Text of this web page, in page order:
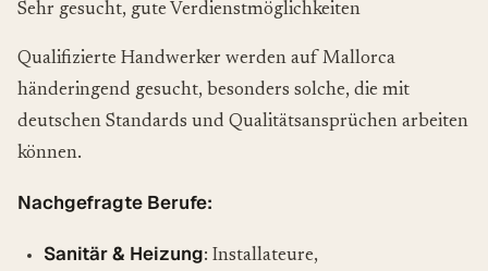
Sehr gesucht, gute Verdienstmöglichkeiten
Qualifizierte Handwerker werden auf Mallorca
händeringend gesucht, besonders solche, die mit
deutschen Standards und Qualitätsansprüchen arbeiten
können.
Nachgefragte Berufe:
Sanitär & Heizung: Installateure,